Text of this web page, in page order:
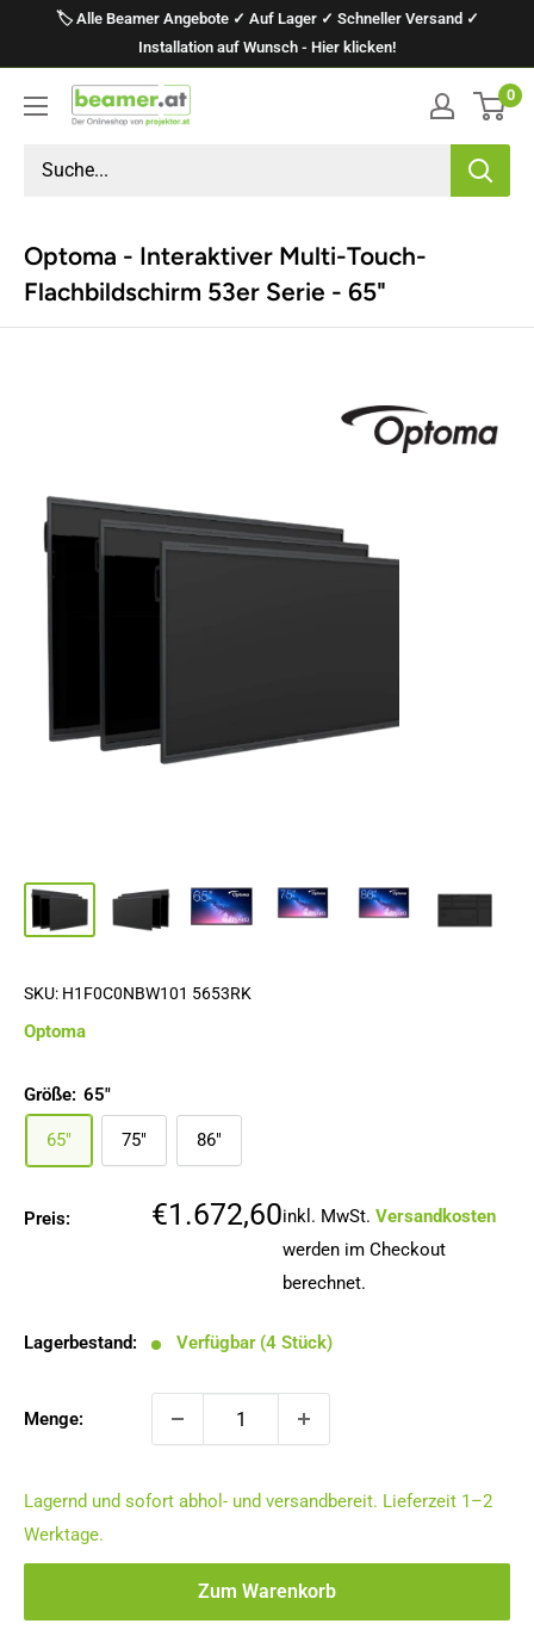
🏷️ Alle Beamer Angebote ✓ Auf Lager ✓ Schneller Versand ✓
Installation auf Wunsch - Hier klicken!
projektor.at
Präsentationstechnik
GmbH
0
Optoma - Interaktiver Multi-Touch-
Flachbildschirm 53er Serie - 65"
SKU: H1F0C0NBW101 5653RK
Optoma
Größe: 65"
65" 75" 86"
Preis: Sonderpreis
€1.672,60inkl. MwSt. Versandkosten
werden im Checkout
berechnet.
Lagerbestand: Verfügbar (4 Stück)
Menge:
Lagernd und sofort abhol- und versandbereit. Lieferzeit 1–2
Werktage.
Zum Warenkorb